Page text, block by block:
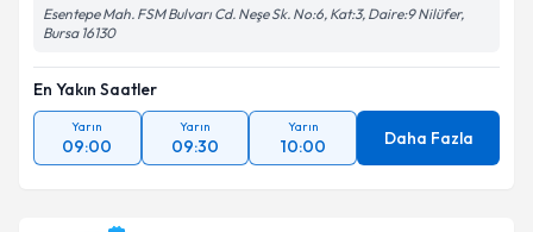
Esentepe Mah. FSM Bulvarı Cd. Neşe Sk. No:6, Kat:3, Daire:9 Nilüfer,
Bursa 16130
En Yakın Saatler
Yarın
09:00
Yarın
09:30
Yarın
10:00 Daha Fazla